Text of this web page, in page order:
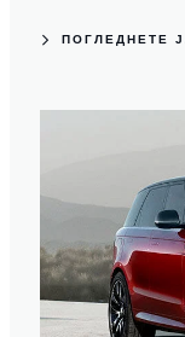
ПОГЛЕДНЕТЕ